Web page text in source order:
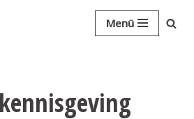
Menü